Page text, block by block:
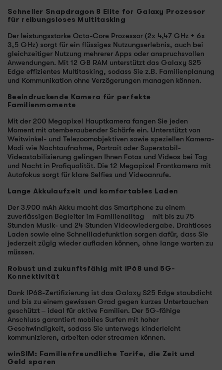
Schneller Snapdragon 8 Elite for Galaxy Prozessor
für reibungsloses Multitasking
Der leistungsstarke Octa-Core Prozessor (2x 4,47 GHz + 6x
3,5 GHz) sorgt für ein flüssiges Nutzungserlebnis, auch bei
gleichzeitiger Nutzung mehrerer Apps oder anspruchsvollen
Anwendungen. Mit 12 GB RAM unterstützt das Galaxy S25
Edge effizientes Multitasking, sodass Sie z.B. Familienplanung
und Kommunikation ohne Verzögerungen managen können.
Beeindruckende Kamera für perfekte
Familienmomente
Mit der 200 Megapixel Hauptkamera fangen Sie jeden
Moment mit atemberaubender Schärfe ein. Unterstützt von
Weitwinkel- und Telezoomobjektiven sowie speziellen Kamera-
Modi wie Nachtaufnahme, Portrait oder Superstabil-
Videostabilisierung gelingen Ihnen Fotos und Videos bei Tag
und Nacht in Profiqualität. Die 12 Megapixel Frontkamera mit
Autofokus sorgt für klare Selfies und Videoanrufe.
Lange Akkulaufzeit und komfortables Laden
Der 3.900 mAh Akku macht das Smartphone zu einem
zuverlässigen Begleiter im Familienalltag – mit bis zu 75
Stunden Musik- und 24 Stunden Videowiedergabe. Drahtloses
Laden sowie eine Schnellladefunktion sorgen dafür, dass Sie
jederzeit zügig wieder aufladen können, ohne lange warten zu
müssen.
Robust und zukunftsfähig mit IP68 und 5G-
Konnektivität
Dank IP68-Zertifizierung ist das Galaxy S25 Edge staubdicht
und bis zu einem gewissen Grad gegen kurzes Untertauchen
geschützt – ideal für aktive Familien. Der 5G-fähige
Anschluss garantiert mobiles Surfen mit hoher
Geschwindigkeit, sodass Sie unterwegs kinderleicht
kommunizieren, arbeiten oder streamen können.
winSIM: Familienfreundliche Tarife, die Zeit und
Geld sparen